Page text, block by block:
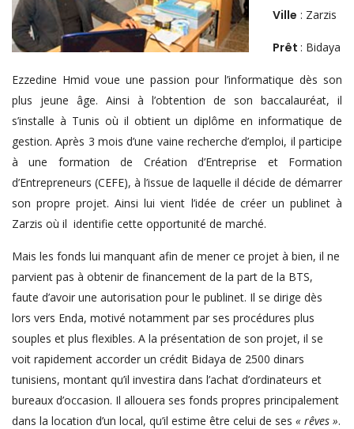
Ville : Zarzis
Prêt : Bidaya
Ezzedine Hmid voue une passion pour l’informatique dès son
plus jeune âge. Ainsi à l’obtention de son baccalauréat, il
s’installe à Tunis où il obtient un diplôme en informatique de
gestion. Après 3 mois d’une vaine recherche d’emploi, il participe
à une formation de Création d’Entreprise et Formation
d’Entrepreneurs (CEFE), à l’issue de laquelle il décide de démarrer
son propre projet. Ainsi lui vient l’idée de créer un publinet à
Zarzis où il identifie cette opportunité de marché.
Mais les fonds lui manquant afin de mener ce projet à bien, il ne
parvient pas à obtenir de financement de la part de la BTS,
faute d’avoir une autorisation pour le publinet. Il se dirige dès
lors vers Enda, motivé notamment par ses procédures plus
souples et plus flexibles. A la présentation de son projet, il se
voit rapidement accorder un crédit Bidaya de 2500 dinars
tunisiens, montant qu’il investira dans l’achat d’ordinateurs et
bureaux d’occasion. Il allouera ses fonds propres principalement
dans la location d’un local, qu’il estime être celui de ses « rêves ».